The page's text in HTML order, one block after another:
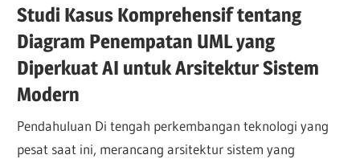
Studi Kasus Komprehensif tentang
Diagram Penempatan UML yang
Diperkuat AI untuk Arsitektur Sistem
Modern
Pendahuluan Di tengah perkembangan teknologi yang
pesat saat ini, merancang arsitektur sistem yang